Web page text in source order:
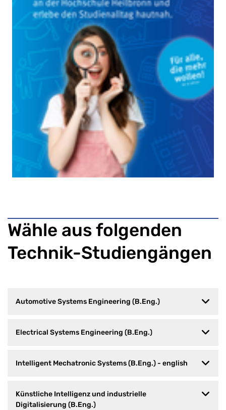
Wähle aus folgenden
Technik-Studiengängen ​
Automotive Systems Engineering (B.Eng.)
Electrical Systems Engineering (B.Eng.)
Intelligent Mechatronic Systems (B.Eng.) - english
Künstliche Intelligenz und industrielle
Digitalisierung (B.Eng.)